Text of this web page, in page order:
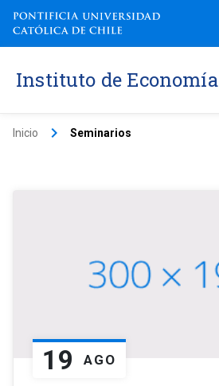
Instituto de Economía
Inicio keyboard_arrow_right Seminarios
19 AGO